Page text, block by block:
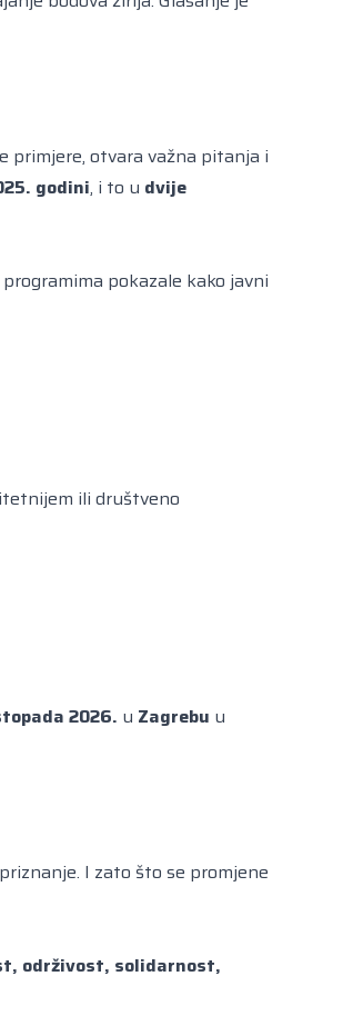
primjere, otvara važna pitanja i
godini, i to u dvije
pokazale kako javni
ili društveno
2026. u Zagrebu u
I zato što se promjene
održivost, solidarnost,